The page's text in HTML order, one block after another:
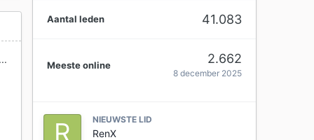
Aantal leden 41.083
Meeste online 2.662
8 december 2025
NIEUWSTE LID
RenX